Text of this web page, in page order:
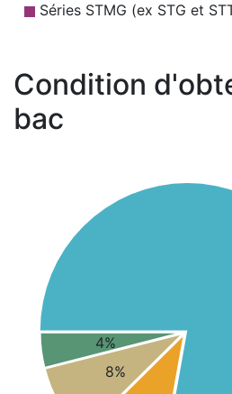
Séries STMG (ex STG et
Condition
bac
8%
4%